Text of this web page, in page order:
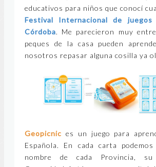
educativos para niños que conocí
Festival Internacional de
Córdoba. Me parecieron muy
peques de la casa pueden
nosotros repasar alguna cosilla ya
Geopicnic es un juego para
Española. En cada carta
nombre de cada Provincia,